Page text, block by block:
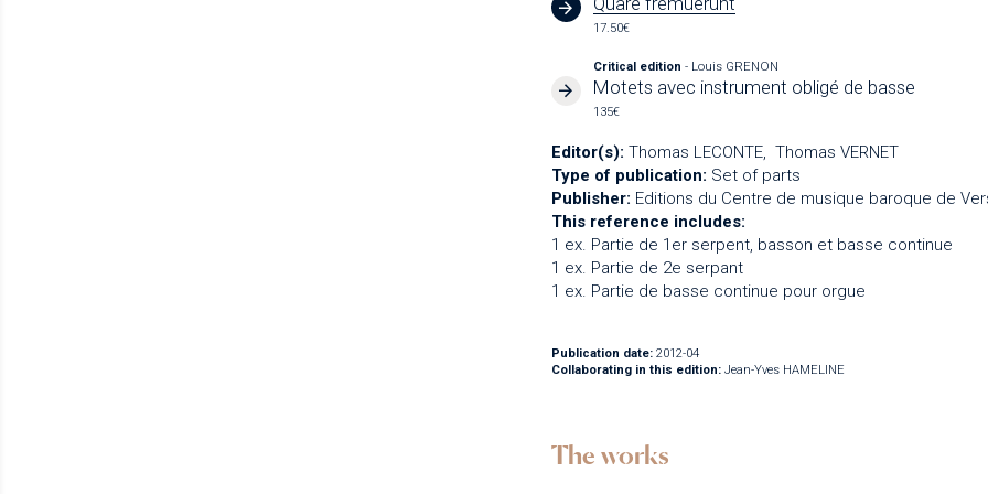
17.50€
Critical edition- Louis GRENON
Motets avec instrument obligé de basse
135€
Editor(s): Thomas LECONTE
Thomas VERNET
Type of publication: Set of parts
Publisher: Editions du Centre de musique baroque de
This reference includes:
1 ex. Partie de 1er serpent, basson et basse continue
1 ex. Partie de 2e serpant
1 ex. Partie de basse continue pour orgue
Publication date: 2012-04
Collaborating in this edition: Jean-Yves HAMELINE
The works